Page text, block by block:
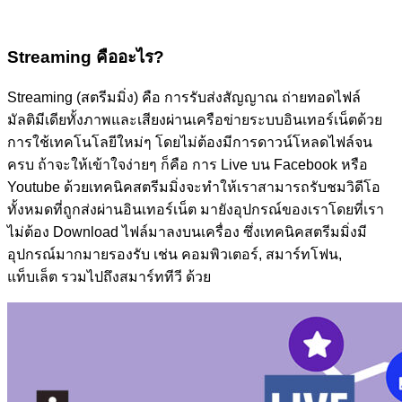
Streaming คืออะไร?
Streaming (สตรีมมิ่ง) คือ การรับส่งสัญญาณ ถ่ายทอดไฟล์
มัลติมีเดียทั้งภาพและเสียงผ่านเครือข่ายระบบอินเทอร์เน็ตด้วย
การใช้เทคโนโลยีใหม่ๆ โดยไม่ต้องมีการดาวน์โหลดไฟล์จน
ครบ ถ้าจะให้เข้าใจง่ายๆ ก็คือ การ Live บน Facebook หรือ
Youtube ด้วยเทคนิคสตรีมมิ่งจะทำให้เราสามารถรับชมวิดีโอ
ทั้งหมดที่ถูกส่งผ่านอินเทอร์เน็ต มายังอุปกรณ์ของเราโดยที่เรา
ไม่ต้อง Download ไฟล์มาลงบนเครื่อง ซึ่งเทคนิคสตรีมมิ่งมี
อุปกรณ์มากมายรองรับ เช่น คอมพิวเตอร์, สมาร์ทโฟน,
แท็บเล็ต รวมไปถึงสมาร์ททีวี ด้วย